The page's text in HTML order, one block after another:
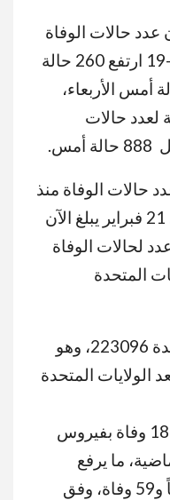
عدد حالات الوفاة
في إيطاليا جراء مرض كوفيد-19 ارتفع 260 حالة
مقابل 195 حالة أمس الأربعاء،
لعدد حالات
حالات الوفاة منذ
اكتشاف تفشي الفيروس في 21 فبراير يبلغ الآن
عدد لحالات الوفاة
المتحدة
وبلغ عدد حالات الإصابة المؤكدة 223096، وهو
الولايات المتحدة
وسجلت الولايات المتحدة 1813 وفاة بفيروس
الساعات الـ24 الماضية، ما يرفع
الحصيلة الإجمالية إلى 84 ألفاً و59 وفاة، وفق